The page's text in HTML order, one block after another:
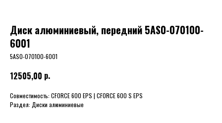
Диск алюминиевый, передний 5AS0-070100-
6001
5AS0-070100-6001
12505,00 р.
Совместимость: CFORCE 600 EPS | CFORCE 600 S EPS
Раздел: Диски алюминиевые